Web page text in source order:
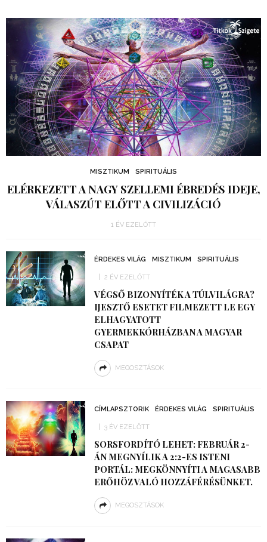
MISZTIKUM SPIRITUÁLIS
ELÉRKEZETT A NAGY SZELLEMI ÉBREDÉS IDEJE,
VÁLASZÚT ELŐTT A CIVILIZÁCIÓ
1 ÉV EZELŐTT
ÉRDEKES VILÁG MISZTIKUM SPIRITUÁLIS
2 ÉV EZELŐTT
VÉGSŐ BIZONYÍTÉK A TÚLVILÁGRA?
IJESZTŐ ESETET FILMEZETT LE EGY
ELHAGYATOTT
GYERMEKKÓRHÁZBAN A MAGYAR
CSAPAT
MEGOSZTÁSOK
CÍMLAPSZTORIK ÉRDEKES VILÁG SPIRITUÁLIS
3 ÉV EZELŐTT
SORSFORDÍTÓ LEHET: FEBRUÁR 2-
ÁN MEGNYÍLIK A 2:2-ES ISTENI
PORTÁL: MEGKÖNNYÍTI A MAGASABB
ERŐHÖZ VALÓ HOZZÁFÉRÉSÜNKET.
MEGOSZTÁSOK